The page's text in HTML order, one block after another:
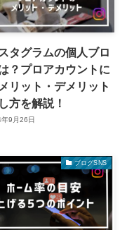
タグラムの個人ブロ
？プロアカウントに
リット・デメリット
方を解説！
9月26日
ブログSNS